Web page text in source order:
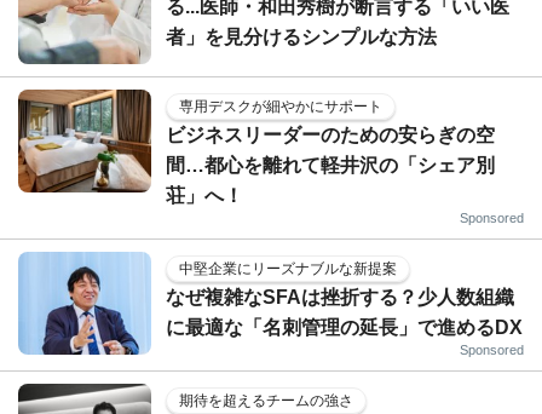
る...医師・和田秀樹が断言する「いい医
者」を見分けるシンプルな方法
専用デスクが細やかにサポート
ビジネスリーダーのための安らぎの空
間…都心を離れて軽井沢の「シェア別
荘」へ！
Sponsored
中堅企業にリーズナブルな新提案
なぜ複雑なSFAは挫折する？少人数組織
に最適な「名刺管理の延長」で進めるDX
Sponsored
期待を超えるチームの強さ